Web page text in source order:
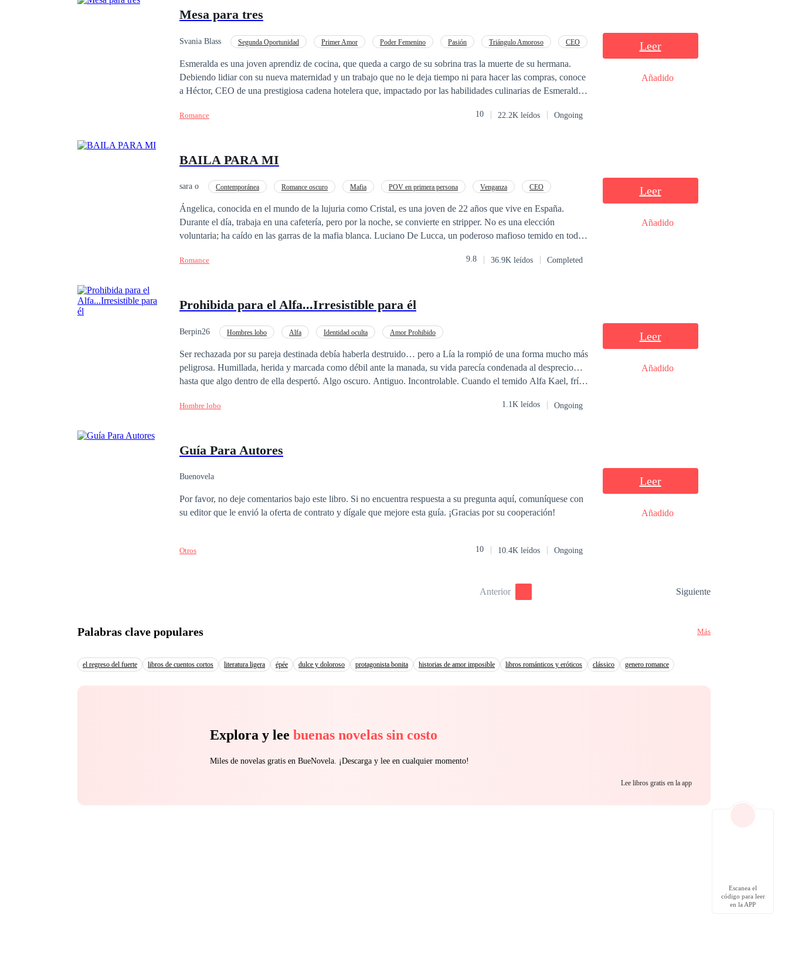
Mesa para tres
Svania Blass Segunda Oportunidad Primer Amor Poder Femenino Pasión Triángulo Amoroso
CEO
Esmeralda es una joven aprendiz de cocina, que queda a cargo de su sobrina tras la muerte de su hermana.
Debiendo lidiar con su nueva maternidad y un trabajo que no le deja tiempo ni para hacer las compras, conoce
a Héctor, CEO de una prestigiosa cadena hotelera que, impactado por las habilidades culinarias de Esmeralda,
también desafiar a su madre para que los deje enamorarse y tener su vivir felices por siempre.
Romance 10 22.2K leídos Ongoing
Leer
Añadido
BAILA PARA MI
sara o Contemporánea Romance oscuro Mafia POV en primera persona Venganza
CEO
Ángelica, conocida en el mundo de la lujuria como Cristal, es una joven de 22 años que vive en España.
Durante el día, trabaja en una cafetería, pero por la noche, se convierte en stripper. No es una elección
voluntaria; ha caído en las garras de la mafia blanca. Luciano De Lucca, un poderoso mafioso temido en toda
Ángelica. Algo extraño despierta en él, llevándolo a enfrentarse a problemas con la misma mafia blanca.
Romance 9.8 36.9K leídos Completed
Leer
Añadido
Prohibida para el Alfa...Irresistible para él
Berpin26 Hombres lobo Alfa Identidad oculta Amor Prohibido
Ser rechazada por su pareja destinada debía haberla destruido… pero a Lía la rompió de una forma mucho más
peligrosa. Humillada, herida y marcada como débil ante la manada, su vida parecía condenada al desprecio…
hasta que algo dentro de ella despertó. Algo oscuro. Antiguo. Incontrolable. Cuando el temido Alfa Kael, frío,
entiende… y que él se niega a aceptar. Porque acercarse a ella no solo es un riesgo para la manada… Es un
el peligro.
Hombre lobo 1.1K leídos Ongoing
Leer
Añadido
Guía Para Autores
Buenovela
Por favor, no deje comentarios bajo este libro. Si no encuentra respuesta a su pregunta aquí, comuníquese con
su editor que le envió la oferta de contrato y dígale que mejore esta guía. ¡Gracias por su cooperación!
Otros 10 10.4K leídos Ongoing
Leer
Añadido
Anterior Siguiente
Palabras clave populares Más
el regreso del fuerte libros de cuentos cortos literatura ligera épée dulce y doloroso protagonista bonita historias de amor imposible libros románticos y eróticos clássico genero romance
Explora y lee buenas novelas sin costo
Miles de novelas gratis en BueNovela. ¡Descarga y lee en cualquier momento!
Lee libros gratis en la app
Escanea el
código para leer
en la APP